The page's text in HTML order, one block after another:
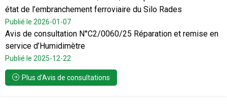
état de l’embranchement ferroviaire du Silo Rades
Publié le 2026-01-07
Avis de consultation N°C2/0060/25 Réparation et remise en
service d’Humidimètre
Publié le 2025-12-22
Plus d’Avis de consultations